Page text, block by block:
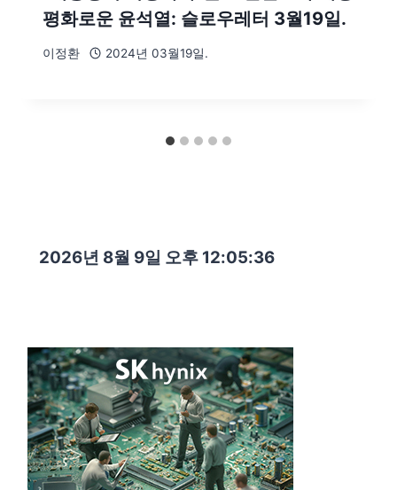
평화로운 윤석열: 슬로우레터 3월19일.
이정환 2024년 03월19일.
2026년 8월 9일 오후 12:05:37